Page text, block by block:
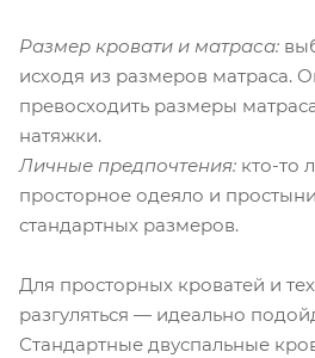
Размер кровати и матраса:
исходя из размеров матраса.
превосходить размеры
натяжки.
Личные предпочтения: кто-то
просторное одеяло и
стандартных размеров.
Для просторных кроватей и
разгуляться — идеально
Стандартные двуспальные